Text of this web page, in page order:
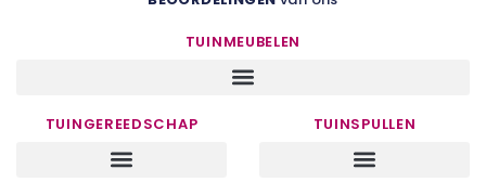
TUINMEUBELEN
TUINGEREEDSCHAP TUINSPULLEN